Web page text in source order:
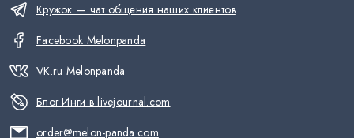
Кружок — чат общения наших клиентов
Facebook Melonpanda
VK.ru Melonpanda
Блог Инги в livejournal.com
order@melon-panda.com